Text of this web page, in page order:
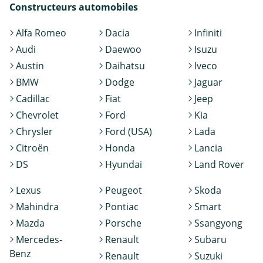
Constructeurs automobiles
Alfa Romeo
Audi
Austin
BMW
Cadillac
Chevrolet
Chrysler
Citroën
DS
Dacia
Daewoo
Daihatsu
Dodge
Fiat
Ford
Ford (USA)
Honda
Hyundai
Infiniti
Isuzu
Iveco
Jaguar
Jeep
Kia
Lada
Lancia
Land Rover
Lexus
Mahindra
Mazda
Mercedes-
Benz
Peugeot
Pontiac
Porsche
Renault
Renault
Skoda
Smart
Ssangyong
Subaru
Suzuki